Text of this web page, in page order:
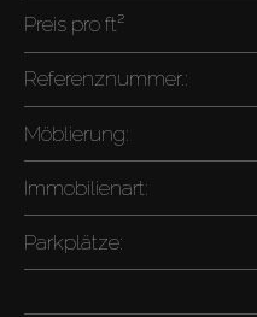
Preis pro ft²
Referenznummer.:
Möblierung:
Immobilienart:
Parkplätze: